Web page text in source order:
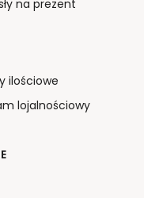
na prezent
ilościowe
lojalnościowy